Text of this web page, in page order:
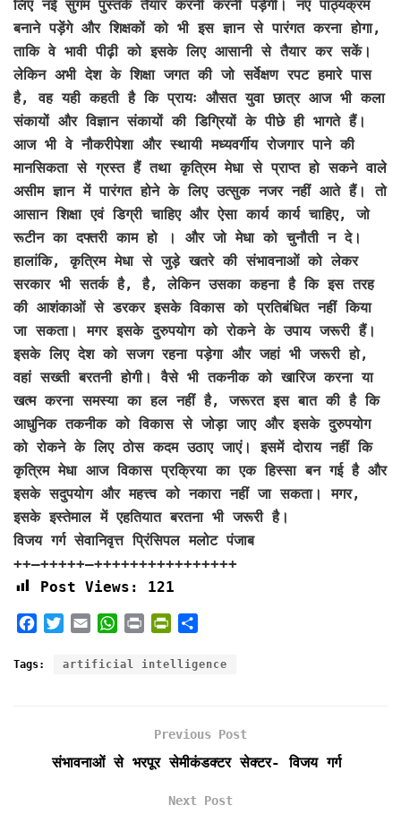
लिए नई सुगम पुस्तकें तैयार करनी करनी पड़ेंगी। नए पाठ्यक्रम
बनाने पड़ेंगे और शिक्षकों को भी इस ज्ञान से पारंगत करना होगा,
ताकि वे भावी पीढ़ी को इसके लिए आसानी से तैयार कर सकें।
लेकिन अभी देश के शिक्षा जगत की जो सर्वेक्षण रपट हमारे पास
है, वह यही कहती है कि प्रायः औसत युवा छात्र आज भी कला
संकायों और विज्ञान संकायों की डिग्रियों के पीछे ही भागते हैं।
आज भी वे नौकरीपेशा और स्थायी मध्यवर्गीय रोजगार पाने की
मानसिकता से ग्रस्त हैं तथा कृत्रिम मेधा से प्राप्त हो सकने वाले
असीम ज्ञान में पारंगत होने के लिए उत्सुक नजर नहीं आते हैं। तो
आसान शिक्षा एवं डिग्री चाहिए और ऐसा कार्य कार्य चाहिए, जो
रूटीन का दफ्तरी काम हो । और जो मेधा को चुनौती न दे।
हालांकि, कृत्रिम मेधा से जुड़े खतरे की संभावनाओं को लेकर
सरकार भी सतर्क है, है, लेकिन उसका कहना है कि इस तरह
की आशंकाओं से डरकर इसके विकास को प्रतिबंधित नहीं किया
जा सकता। मगर इसके दुरुपयोग को रोकने के उपाय जरूरी हैं।
इसके लिए देश को सजग रहना पड़ेगा और जहां भी जरूरी हो,
वहां सख्ती बरतनी होगी। वैसे भी तकनीक को खारिज करना या
खत्म करना समस्या का हल नहीं है, जरूरत इस बात की है कि
आधुनिक तकनीक को विकास से जोड़ा जाए और इसके दुरुपयोग
को रोकने के लिए ठोस कदम उठाए जाएं। इसमें दोराय नहीं कि
कृत्रिम मेधा आज विकास प्रक्रिया का एक हिस्सा बन गई है और
इसके सदुपयोग और महत्त्व को नकारा नहीं जा सकता। मगर,
इसके इस्तेमाल में एहतियात बरतना भी जरूरी है।
विजय गर्ग सेवानिवृत्त प्रिंसिपल मलोट पंजाब
++–+++++–++++++++++++++++
Post Views:
121
c
i
a
a
p
i
i
r
i
n
a
Tags: artificial intelligence
Previous Post
संभावनाओं से भरपूर सेमीकंडक्टर सेक्टर- विजय गर्ग
Next Post